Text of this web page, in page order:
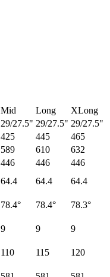
Mid Long
XLong
29/27.5" 29/27.5" 29/27.5"
425 445
465
589 610
632
446 446
446
64.4 64.4
64.4
78.4° 78.4°
78.3°
9 9
9
110 115
120